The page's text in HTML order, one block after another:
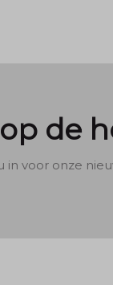
de
in voor onze